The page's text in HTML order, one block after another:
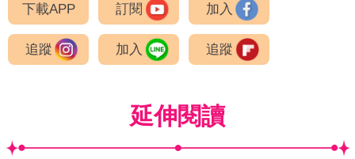
下載APP 訂閱 加入
追蹤 加入 追蹤
延伸閱讀